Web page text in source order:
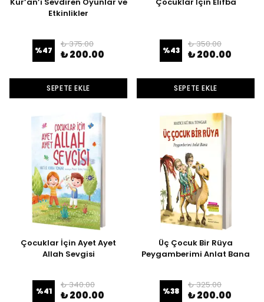
Etkinlikler
%47
₺ 375.00
₺ 200.00
SEPETE EKLE
%43
₺ 350.00
₺ 200.00
SEPETE EKLE
Çocuklar İçin Ayet Ayet
Allah Sevgisi
%41
₺ 340.00
₺ 200.00
Üç Çocuk Bir Rüya
Peygamberimi Anlat Bana
%38
₺ 325.00
₺ 200.00